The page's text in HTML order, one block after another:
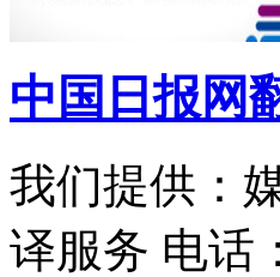
中国日报网
我们提供：
译服务 电话